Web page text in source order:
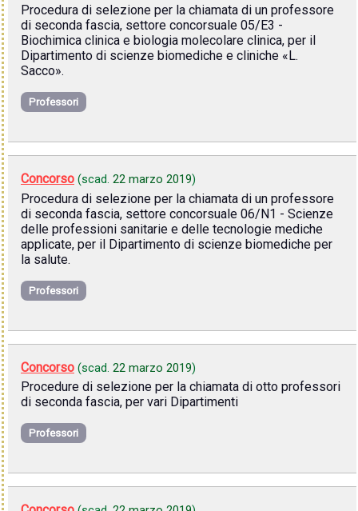
Procedura di selezione per la chiamata di un professore
di seconda fascia, settore concorsuale 05/E3 -
Biochimica clinica e biologia molecolare clinica, per il
Dipartimento di scienze biomediche e cliniche «L.
Sacco».
Professori
Concorso (scad. 22 marzo 2019)
Procedura di selezione per la chiamata di un professore
di seconda fascia, settore concorsuale 06/N1 - Scienze
delle professioni sanitarie e delle tecnologie mediche
applicate, per il Dipartimento di scienze biomediche per
la salute.
Professori
Concorso (scad. 22 marzo 2019)
Procedure di selezione per la chiamata di otto professori
di seconda fascia, per vari Dipartimenti
Professori